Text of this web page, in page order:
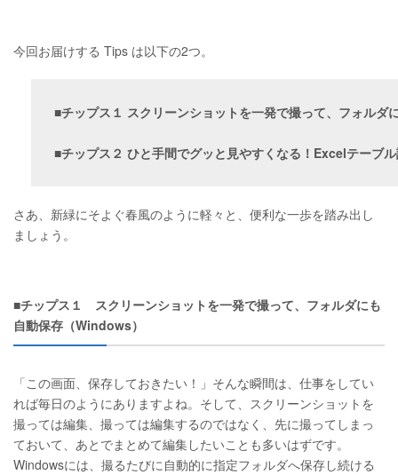
今回お届けする Tips は以下の2つ。
■チップス１ スクリーンショットを一発で撮って、フォル
■チップス２ ひと手間でグッと見やすくなる！Excelテーブ
さあ、新緑にそよぐ春風のように軽々と、便利な一歩を踏み出し
ましょう。
■チップス１ スクリーンショットを一発で撮って、フォルダにも
自動保存（Windows）
「この画面、保存しておきたい！」そんな瞬間は、仕事をしてい
れば毎日のようにありますよね。そして、スクリーンショットを
撮っては編集、撮っては編集するのではなく、先に撮ってしまっ
ておいて、あとでまとめて編集したいことも多いはずです。
Windowsには、撮るたびに自動的に指定フォルダへ保存し続ける